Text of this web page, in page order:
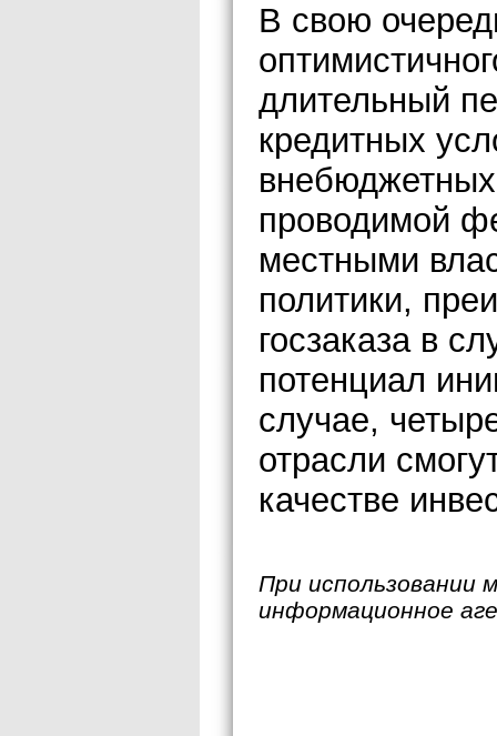
В свою
длительный
кредитных
проводимой
местными
политики,
госзаказа в
потенциал
случае,
отрасли
качестве
При использовании
информационное